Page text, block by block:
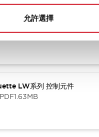
允許選擇
LW系列 控制元件 (英文版)
.PDF1.23MB
LW系列 控制元件
1.63MB